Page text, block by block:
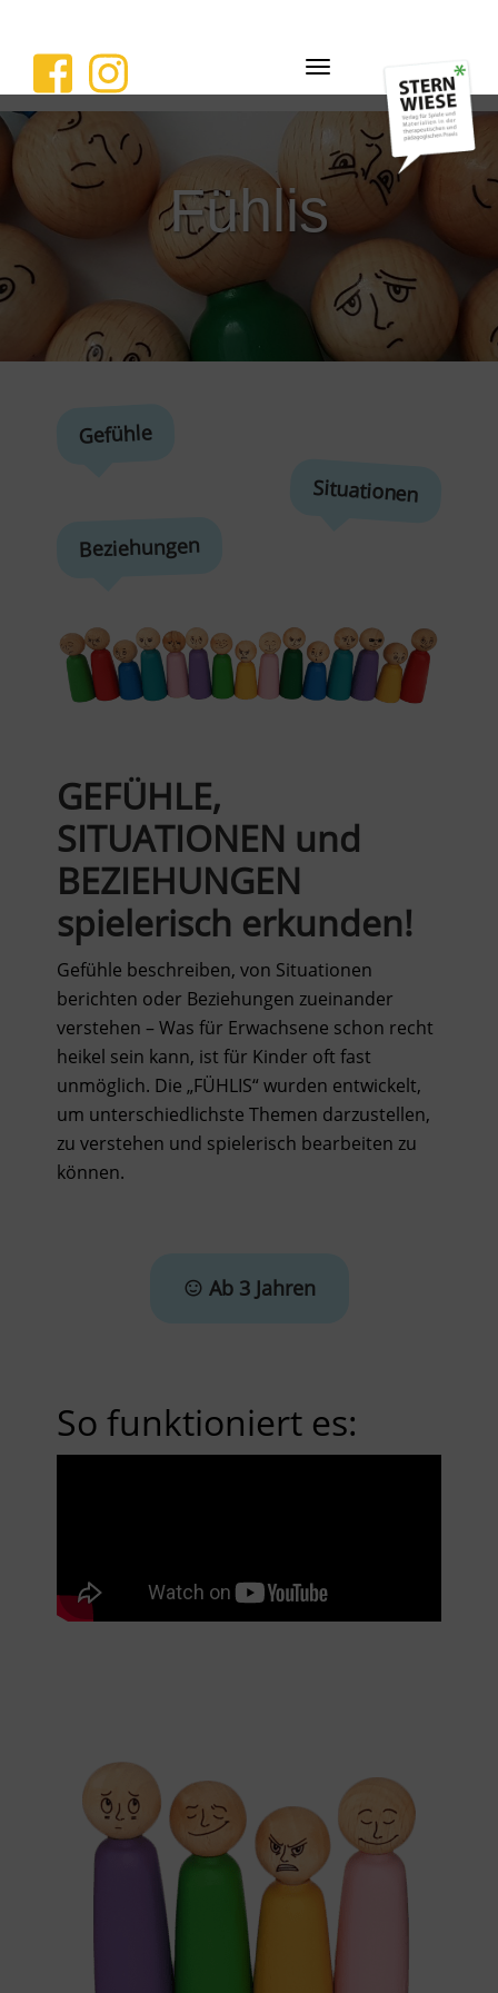
Navigation
ein-/ausblenden
Fühlis
Gefühle
Situationen
Beziehungen
GEFÜHLE,
SITUATIONEN und
BEZIEHUNGEN
spielerisch erkunden!
Gefühle beschreiben, von Situationen
berichten oder Beziehungen zueinander
verstehen – Was für Erwachsene schon recht
heikel sein kann, ist für Kinder oft fast
unmöglich. Die „FÜHLIS“ wurden entwickelt,
um unterschiedlichste Themen darzustellen,
zu verstehen und spielerisch bearbeiten zu
können.
Ab 3 Jahren
So funktioniert es: